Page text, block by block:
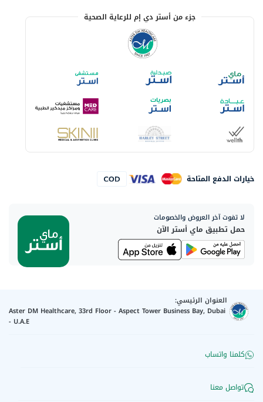
جزء من أستر دي إم للرعاية الصحية
خيارات الدفع المتاحة
لا تفوت آخر العروض والخصومات
حمل تطبيق ماي أستر الآن
العنوان الرئيسي:
Aster DM Healthcare, 33rd Floor - Aspect Tower Business Bay, Dubai
- U.A.E
كلمنا واتساب
تواصل معنا